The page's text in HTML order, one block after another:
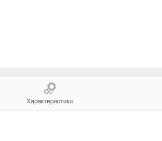
Характеристики